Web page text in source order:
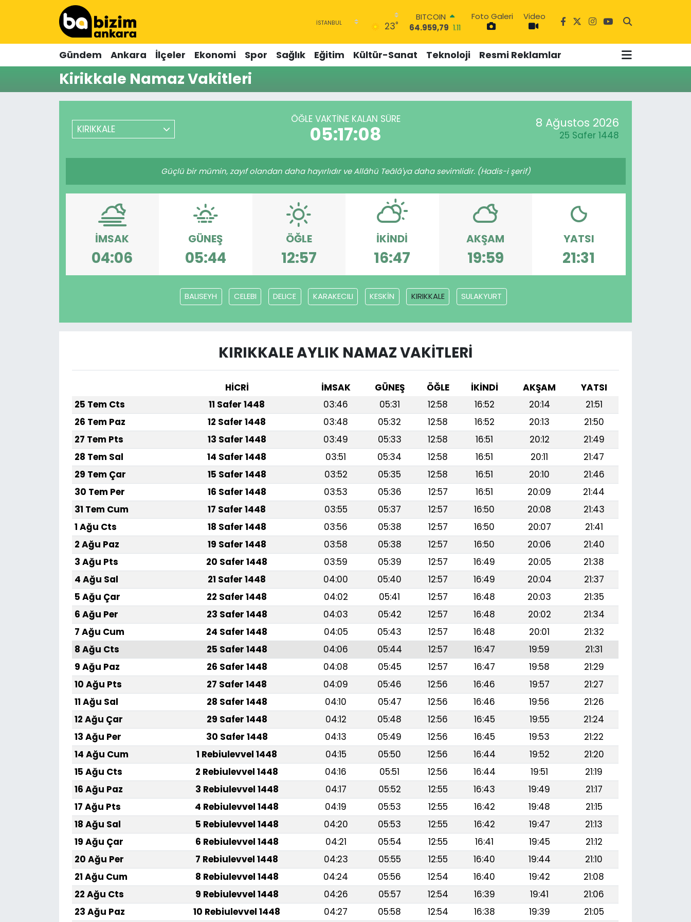
23°
BITCOIN
64.959,79 1.11
47,7436
0.18
EURO
64,4811 0.38
GRAM ALTIN
Foto Galeri Video
Gündem Ankara İlçeler Ekonomi Spor Sağlık Eğitim Kültür-Sanat Teknoloji Resmi Reklamlar
Kirikkale Namaz Vakitleri
KIRIKKALE
ÖĞLE VAKTINE KALAN SÜRE
05:17:08 8 Ağustos 2026
25 Safer 1448
Güçlü bir mümin, zayıf olandan daha hayırlıdır ve Allâhü Teâlâ'ya daha sevimlidir. (Hadis-i şerif)
İMSAK
04:06
GÜNEŞ
05:44
ÖĞLE
12:57
İKINDI
16:47
AKŞAM
19:59
YATSI
21:31
BALISEYH CELEBI DELICE KARAKECILI KESKİN KIRIKKALE SULAKYURT
KIRIKKALE AYLIK NAMAZ VAKITLERI
HİCRİ İMSAK GÜNEŞ ÖĞLE İKINDI AKŞAM
YATSI
25 Tem Cts
11 Safer 1448 03:46 05:31 12:58 16:52 20:14
21:51
26 Tem Paz
12 Safer 1448 03:48 05:32 12:58 16:52 20:13
21:50
27 Tem Pts
13 Safer 1448 03:49 05:33 12:58 16:51 20:12
21:49
28 Tem Sal
14 Safer 1448 03:51 05:34 12:58 16:51 20:11
21:47
29 Tem Çar
15 Safer 1448 03:52 05:35 12:58 16:51 20:10
21:46
30 Tem Per
16 Safer 1448 03:53 05:36 12:57 16:51 20:09
21:44
31 Tem Cum
17 Safer 1448 03:55 05:37 12:57 16:50 20:08
21:43
1 Ağu Cts
18 Safer 1448 03:56 05:38 12:57 16:50 20:07
21:41
2 Ağu Paz
19 Safer 1448 03:58 05:38 12:57 16:50 20:06
21:40
3 Ağu Pts
20 Safer 1448 03:59 05:39 12:57 16:49 20:05
21:38
4 Ağu Sal
21 Safer 1448 04:00 05:40 12:57 16:49 20:04
21:37
5 Ağu Çar
22 Safer 1448 04:02 05:41 12:57 16:48 20:03
21:35
6 Ağu Per
23 Safer 1448 04:03 05:42 12:57 16:48 20:02
21:34
7 Ağu Cum
24 Safer 1448 04:05 05:43 12:57 16:48 20:01
21:32
8 Ağu Cts
25 Safer 1448 04:06 05:44 12:57 16:47 19:59
21:31
9 Ağu Paz
26 Safer 1448 04:08 05:45 12:57 16:47 19:58
21:29
10 Ağu Pts
27 Safer 1448 04:09 05:46 12:56 16:46 19:57
21:27
11 Ağu Sal
28 Safer 1448 04:10 05:47 12:56 16:46 19:56
21:26
12 Ağu Çar
29 Safer 1448 04:12 05:48 12:56 16:45 19:55
21:24
13 Ağu Per
30 Safer 1448 04:13 05:49 12:56 16:45 19:53
21:22
14 Ağu Cum
1 Rebiulevvel 1448 04:15 05:50 12:56 16:44 19:52
21:20
15 Ağu Cts
2 Rebiulevvel 1448 04:16 05:51 12:56 16:44 19:51
21:19
16 Ağu Paz
3 Rebiulevvel 1448 04:17 05:52 12:55 16:43 19:49
21:17
17 Ağu Pts
4 Rebiulevvel 1448 04:19 05:53 12:55 16:42 19:48
21:15
18 Ağu Sal
5 Rebiulevvel 1448 04:20 05:53 12:55 16:42 19:47
21:13
19 Ağu Çar
6 Rebiulevvel 1448 04:21 05:54 12:55 16:41 19:45
21:12
20 Ağu Per
7 Rebiulevvel 1448 04:23 05:55 12:55 16:40 19:44
21:10
21 Ağu Cum
8 Rebiulevvel 1448 04:24 05:56 12:54 16:40 19:42
21:08
22 Ağu Cts
9 Rebiulevvel 1448 04:26 05:57 12:54 16:39 19:41
21:06
23 Ağu Paz
10 Rebiulevvel 1448 04:27 05:58 12:54 16:38 19:39 21:05
Hava Durumu
Trafik Durumu
Süper Lig Puan Durumu ve Fikstür
Tüm Manşetler